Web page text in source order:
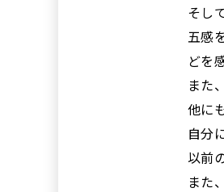
そし
五感
どを
また
他に
自分
以前
また